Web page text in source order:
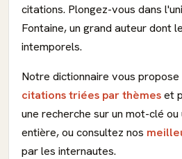
citations. Plongez-vous dans
Fontaine, un grand auteur dont
intemporels.
Notre dictionnaire vous propose
citations triées par thèmeset
une recherche sur un mot-clé ou
entière, ou consultez nos
par les internautes.